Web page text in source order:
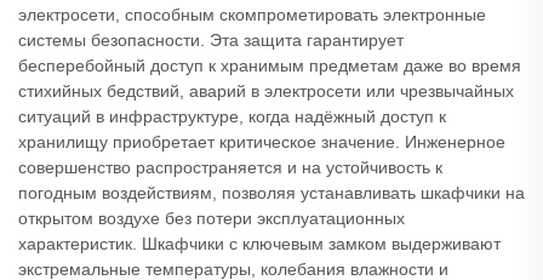
электросети, способным скомпрометировать электронные
системы безопасности. Эта защита гарантирует
бесперебойный доступ к хранимым предметам даже во время
стихийных бедствий, аварий в электросети или чрезвычайных
ситуаций в инфраструктуре, когда надёжный доступ к
хранилищу приобретает критическое значение. Инженерное
совершенство распространяется и на устойчивость к
погодным воздействиям, позволяя устанавливать шкафчики на
открытом воздухе без потери эксплуатационных
характеристик. Шкафчики с ключевым замком выдерживают
экстремальные температуры, колебания влажности и